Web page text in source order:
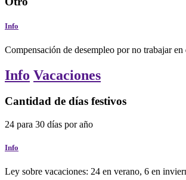
Info
Compensación de desempleo por no trabajar
Info Vacaciones
Cantidad de días festivos
24 para 30 días por año
Info
Ley sobre vacaciones: 24 en verano, 6 en